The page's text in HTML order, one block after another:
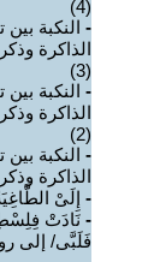
(4)
- النكبة
الذاكرة
(3)
- النكبة
الذاكرة
(2)
- النكبة
الذاكرة
- إِلَىْ
- نَادَتْ
فَلَبَّى/ إلى